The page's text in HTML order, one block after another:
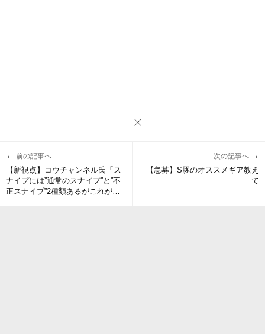
← 前の記事へ
【新視点】コウチャンネル氏「ス
ナイプには”通常のスナイプ”と”不
正スナイプ”2種類あるがこれが混
次の記事へ →
【急募】S豚のオススメギア教え
て